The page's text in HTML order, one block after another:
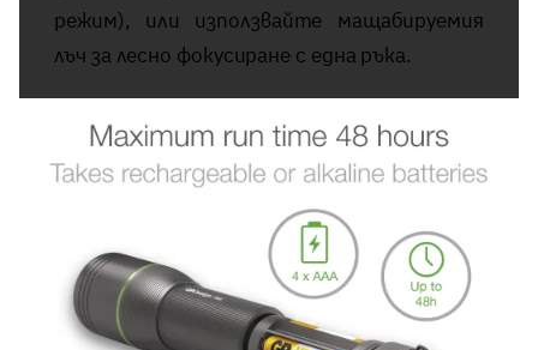
режим), или използвайте мащабируемия
лъч за лесно фокусиране с една ръка.